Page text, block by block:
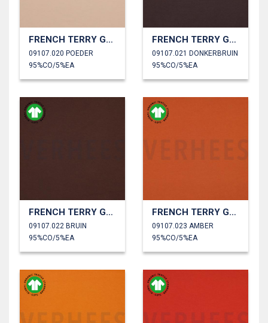
FRENCH TERRY GOTS
09107.020 POEDER
95%CO/5%EA
FRENCH TERRY GOTS
09107.021 DONKERBRUIN
95%CO/5%EA
FRENCH TERRY GOTS
09107.022 BRUIN
95%CO/5%EA
FRENCH TERRY GOTS
09107.023 AMBER
95%CO/5%EA